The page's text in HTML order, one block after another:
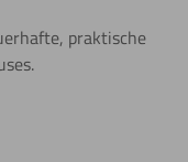
praktische